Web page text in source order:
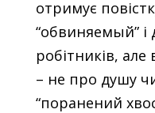
отримує
“обвиняемый” і
робітників, але
– не про душу
“поранений